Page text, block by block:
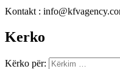
Kontakt :
Kerko
Kërko për: